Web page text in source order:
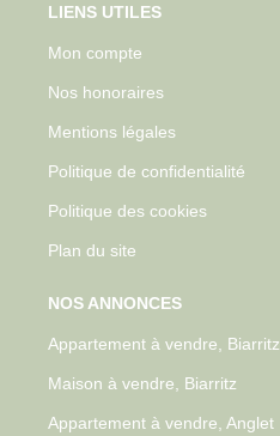
LIENS UTILES
Mon compte
Nos honoraires
Mentions légales
Politique de confidentialité
Politique des cookies
Plan du site
NOS ANNONCES
Appartement à vendre, Biarritz
Maison à vendre, Biarritz
Appartement à vendre, Anglet